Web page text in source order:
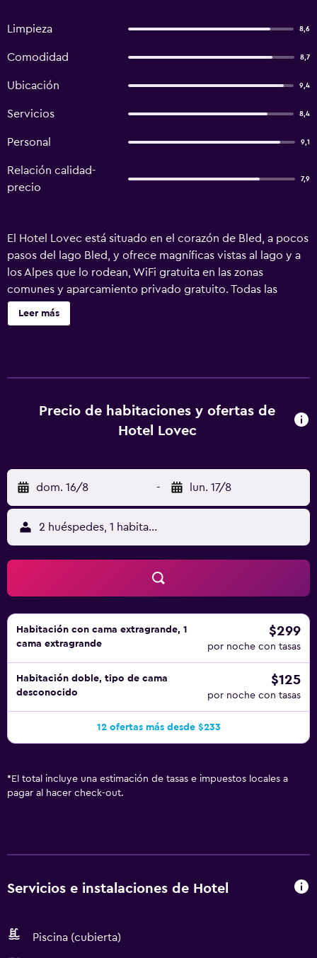
Limpieza 8,6
Comodidad 8,7
Ubicación 9,4
Servicios 8,4
Personal 9,1
Relación calidad-
precio
7,9
El Hotel Lovec está situado en el corazón de Bled, a pocos
pasos del lago Bled, y ofrece magníficas vistas al lago y a
los Alpes que lo rodean, WiFi gratuita en las zonas
comunes y aparcamiento privado gratuito. Todas las
habitaciones disponen de aire acondicionado, baño y
minibar. Algunas también tienen balcón con vistas al
marcas de cerveza extranjera, cervezas artesanales
nacionales y aperitivos locales. El Hotel Lovec está situado
excursiones en bicicleta, senderismo y escalada
deportiva. En los ríos de montaña cercanos se puede
practicar piragüismo y pesca.
Leer más
Precio de habitaciones y ofertas de
Hotel Lovec
dom. 16/8 - lun. 17/8
2 huéspedes, 1 habitación
Habitación con cama extragrande, 1
cama extragrande
$299
por noche con tasas
Habitación doble, tipo de cama
desconocido
$125
por noche con tasas
12 ofertas más desde $233
* El total incluye una estimación de tasas e impuestos locales a
pagar al hacer check-out.
Servicios e instalaciones de Hotel
Piscina (cubierta)